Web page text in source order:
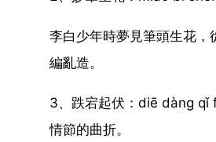
李白少年時夢見筆頭生花，
編亂造。
3、跌宕起伏：diē dàng qǐ
情節的曲折。